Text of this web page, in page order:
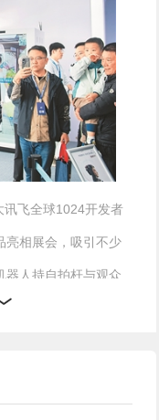
飞全球1024开发者
亮相展会，吸引不少
器人持自拍杆与观众
？如何补足大模